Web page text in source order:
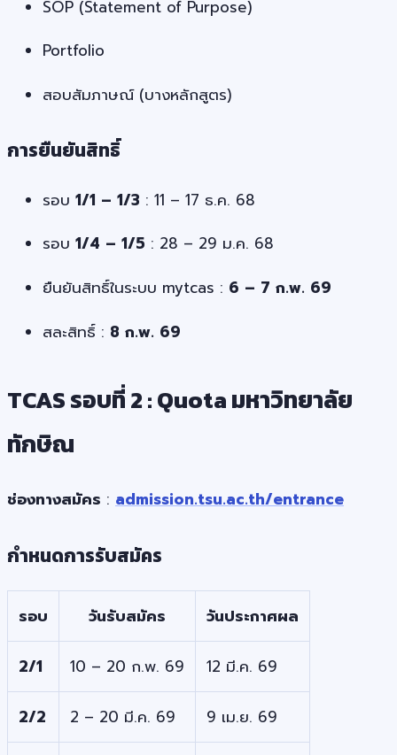
SOP (Statement of Purpose)
Portfolio
สอบสัมภาษณ์ (บางหลักสูตร)
การยืนยันสิทธิ์
รอบ 1/1 – 1/3 : 11 – 17 ธ.ค. 68
รอบ 1/4 – 1/5 : 28 – 29 ม.ค. 68
ยืนยันสิทธิ์ในระบบ mytcas : 6 – 7 ก.พ. 69
สละสิทธิ์ : 8 ก.พ. 69
TCAS รอบที่ 2 : Quota มหาวิทยาลัย
ทักษิณ
ช่องทางสมัคร : admission.tsu.ac.th/entrance
กำหนดการรับสมัคร
รอบ วันรับสมัคร วันประกาศผล
2/1 10 – 20 ก.พ. 69 12 มี.ค. 69
2/2 2 – 20 มี.ค. 69 9 เม.ย. 69